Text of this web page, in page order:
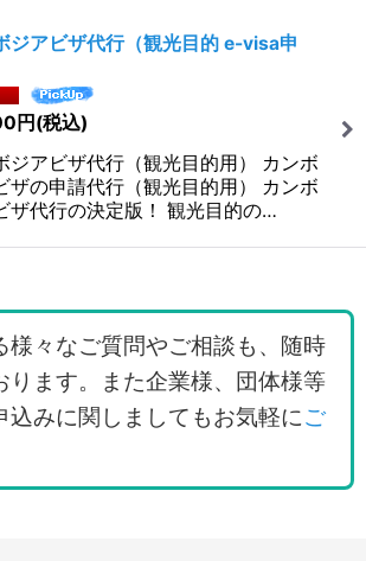
絞り込む
ジアビザ代行（観光目的 e-visa申
円 (税込)
ジアビザ代行（観光目的用） カンボ
ザの申請代行（観光目的用） カンボ
ザ代行の決定版！ 観光目的の…
様々なご質問やご相談も、随時
ります。また企業様、団体様等
込みに関しましてもお気軽にご